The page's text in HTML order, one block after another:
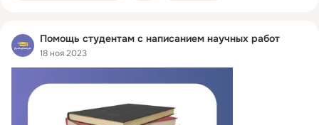
Помощь студентам с написанием научных работ
18 ноя 2023